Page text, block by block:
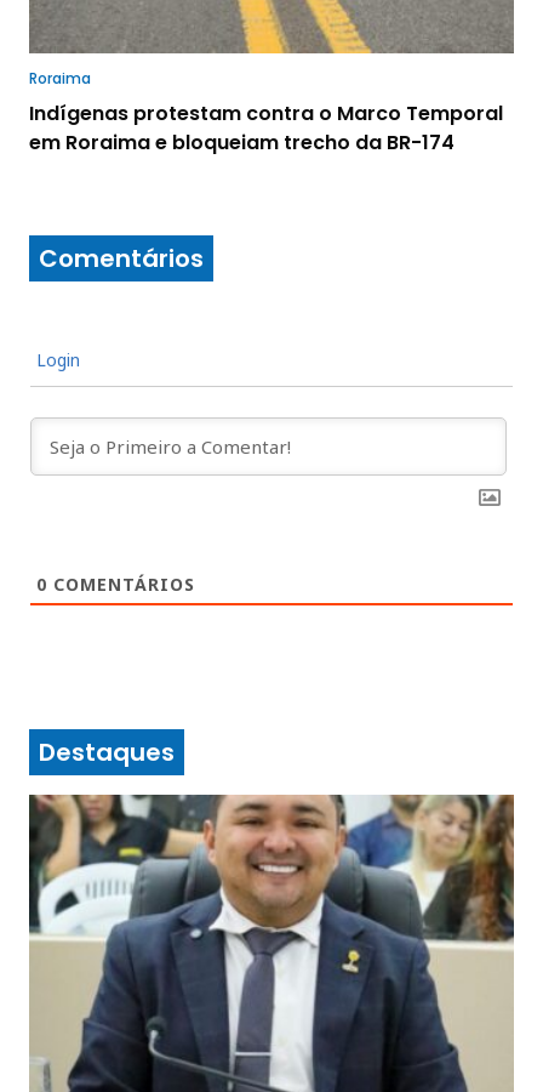
Roraima
Indígenas protestam contra o Marco Temporal
em Roraima e bloqueiam trecho da BR-174
Comentários
Login
0 COMENTÁRIOS
Destaques